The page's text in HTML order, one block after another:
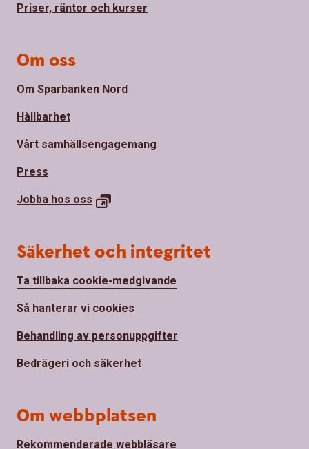
Priser, räntor och kurser
Om oss
Om Sparbanken Nord
Hållbarhet
Vårt samhällsengagemang
Press
Jobba hos oss
Säkerhet och integritet
Ta tillbaka cookie-medgivande
Så hanterar vi cookies
Behandling av personuppgifter
Bedrägeri och säkerhet
Om webbplatsen
Rekommenderade webbläsare